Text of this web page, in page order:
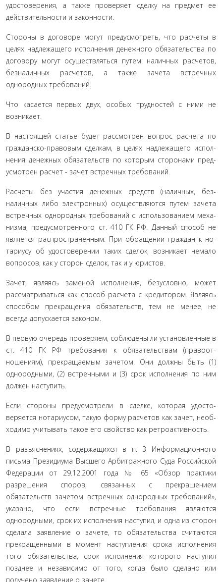
удостоверения, а также проверяет сделку на предмет ее
действительности и законности.
Стороны в договоре могут предусмотреть, что расчеты в
целях надлежащего исполнения денежного обязательства по
договору могут осуществляться путем: наличных расчетов,
безналичных расчетов, а также зачета встречных
однородных требований.
Что касается первых двух, особых трудностей с ними не
возникает.
В настоящей статье будет рассмотрен вопрос расчета по
гражданско-правовым сделкам, в целях надлежащего испол­
нения денежных обязательств по которым сторонами пред­
усмотрен расчет - зачет встречных требований.
Расчеты без участия денежных средств (наличных, без­
наличных либо электронных) осуществляются путем зачета
встречных однородных требований с использованием меха­
низма, предусмотренного ст. 410 ГК РФ. Данный способ не
является распространенным. При обращении граждан к но­
тариусу об удостоверении таких сделок, возникает немало
вопросов, как у сторон сделок, так и у юристов.
Зачет, являясь заменой исполнения, безусловно, может
рассматриваться как способ расчета с кредитором. Являясь
способом прекращения обязательств, тем не менее, не
всегда допускается законом.
В первую очередь проверяем, соблюдены ли установлен­ные в
ст. 410 ГК РФ требования к обязательствам (правоот­
ношениям), прекращаемым зачетом. Они должны быть (1)
однородными, (2) встречными и (3) срок исполнения по ним
должен наступить.
Если стороны предусмотрели в сделке, которая удосто­
веряется нотариусом, такую форму расчетов как зачет, необ­
ходимо учитывать такое его свойство как ретроактивность.
В разъяснениях, содержащихся в п. 3 Информационно­го
письма Президиума Высшего Арбитражного Суда Рос­сийской
Федерации от 29.12.2001 года № 65 «Обзор практики
разрешения споров, связанных с прекращением
обязательств зачетом встречных однородных требований»,
указано, что если встречные требования являются
однородными, срок их исполнения наступил, и одна из сторон
сделала заявле­ние о зачете, то обязательства считаются
прекращенными в момент наступления срока исполнения
того обязательства, срок исполнения которого наступил
позднее и независимо от того, когда было сделано или
получено заявление о зачете.